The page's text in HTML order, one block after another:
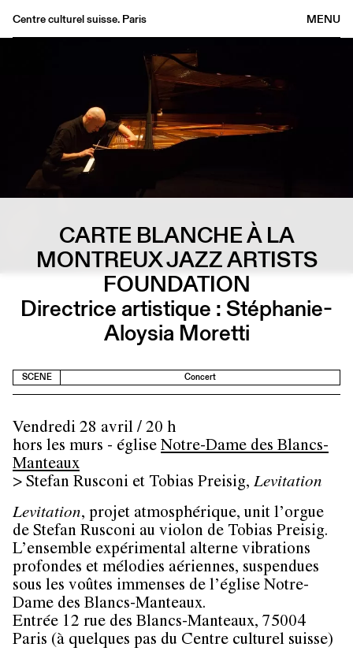
MENU
Centre culturel suisse. Paris
Medias
Publications
About
CARTE BLANCHE À LA
MONTREUX JAZZ ARTISTS
FOUNDATION
Directrice artistique : Stéphanie-
Aloysia Moretti
SCENE Concert
Vendredi 28 avril / 20 h
hors les murs - église Notre-Dame des Blancs-
Manteaux
> Stefan Rusconi et Tobias Preisig, Levitation
Levitation, projet atmosphérique, unit l’orgue
de Stefan Rusconi au violon de Tobias Preisig.
L’ensemble expérimental alterne vibrations
profondes et mélodies aériennes, suspendues
sous les voûtes immenses de l’église Notre-
Dame des Blancs-Manteaux.
Entrée 12 rue des Blancs-Manteaux, 75004
Paris (à quelques pas du Centre culturel suisse)